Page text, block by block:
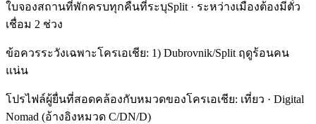
ใบจองสถานที่พักครบทุกคืนที่ระบุSplit · ระหว่างเมืองต้องมีตั๋ว
เชื่อม 2 ช่วง
ข้อควรระวังเฉพาะโครเอเชีย: 1) Dubrovnik/Split ฤดูร้อนคน
แน่น
โปรไฟล์ผู้ยื่นที่สอดคล้องกับหมวดของโครเอเชีย: เที่ยว · Digital
Nomad (อ้างอิงหมวด C/DN/D)